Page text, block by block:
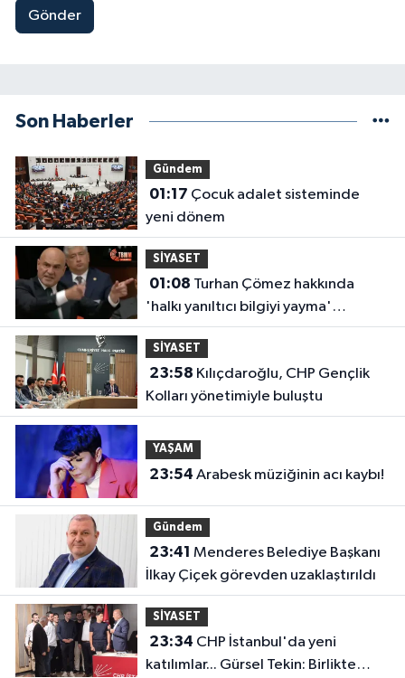
Gönder
Son Haberler
Gündem
01:17
yeni dönem
SİYASET
01:08
'halkı yanıltıcı bilgiyi yayma'
soruşturması
SİYASET
23:58
Kolları yönetimiyle buluştu
YAŞAM
23:54 Arabesk müziğinin acı kaybı!
Gündem
23:41
İlkay Çiçek görevden uzaklaştırıldı
SİYASET
23:34
katılımlar... Gürsel Tekin: Birlikte